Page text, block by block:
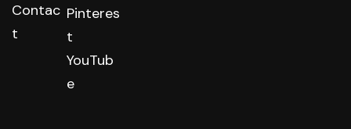
Contac
t
Pinteres
t
YouTub
e